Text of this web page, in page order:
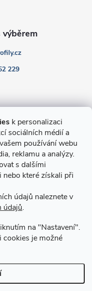
k personalizaci
sociálních médií a
používání webu
reklamu a analýzy.
s dalšími
které získali při
údajů naleznete v
údajů.
na "Nastavení".
je možné
229